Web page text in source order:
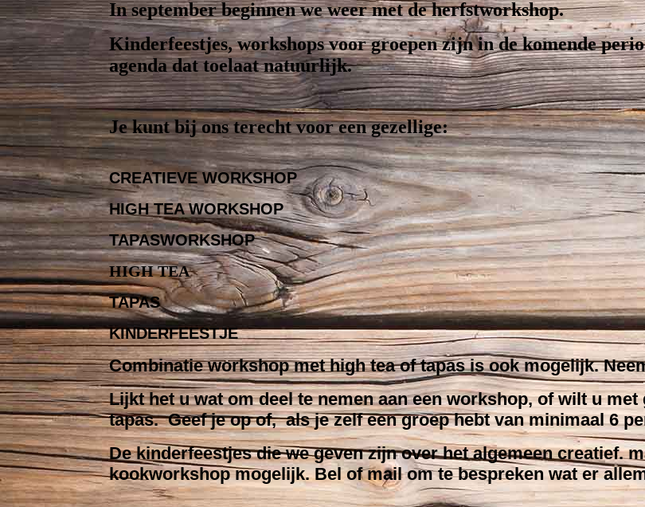
In september beginnen we weer met de herfstworkshop.
Kinderfeestjes, workshops voor groepen zijn in de komende
agenda dat toelaat natuurlijk.
Je kunt bij ons terecht voor een gezellige:
CREATIEVE WORKSHOP
HIGH TEA WORKSHOP
TAPASWORKSHOP
HIGH TEA
TAPAS
KINDERFEESTJE
Combinatie workshop met high tea of tapas is ook mogelijk.
Lijkt het u wat om deel te nemen aan een workshop, of wilt u
tapas. Geef je op of, als je zelf een groep hebt van minimaal 6
De kinderfeestjes die we geven zijn over het algemeen creatief.
kookworkshop mogelijk. Bel of mail om te bespreken wat er